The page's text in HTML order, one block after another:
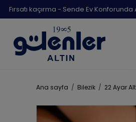
Fırsatı kaçırma - Sende Ev Konforunda
Ana sayfa / Bilezik / 22 Ayar